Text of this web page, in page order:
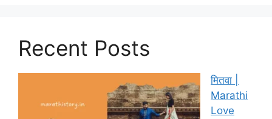
Recent Posts
मितवा |
Marathi
Love